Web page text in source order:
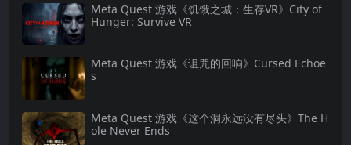
Meta Quest 游戏《饥饿之城：生存VR》City of
Hunger: Survive VR
Meta Quest 游戏《诅咒的回响》Cursed Echoe
s
Meta Quest 游戏《这个洞永远没有尽头》The H
ole Never Ends